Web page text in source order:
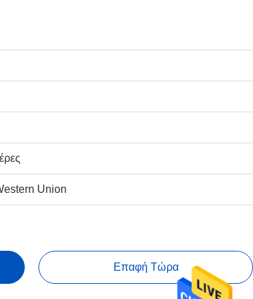
Union
Επαφή Τώρα